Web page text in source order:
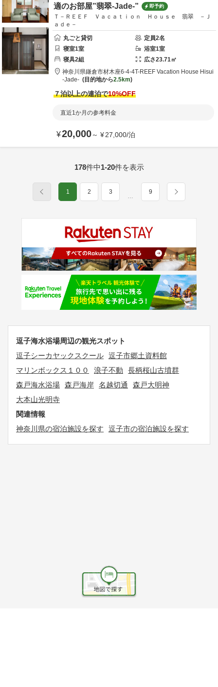
適のお部屋”翡翠-Jade-”
即予約
Ｔ－ＲＥＥＦ Ｖａｃａｔｉｏｎ Ｈｏｕｓｅ 翡翠 －Ｊ
ａｄｅ－
丸ごと貸切
定員2名
寝室1室 浴室1室
寝具2組 広さ23.71㎡
神奈川県鎌倉市材木座6-4-4T-REEF Vacation House Hisui
-Jade-
目的地から2.5km
７泊以上の連泊で10%OFF
直近1か月の参考料金
¥20,000～ ¥27,000/泊
178件中1-20件を表示
1 2 3
…
9
逗子海水浴場周辺の観光スポット
逗子シーカヤックスクール 逗子市郷土資料館
マリンボックス１００
浪子不動
長柄桜山古墳群
森戸海水浴場 森戸海岸 名越切通
森戸大明神
大本山光明寺
関連情報
神奈川県の宿泊施設を探す
逗子市の宿泊施設を探す